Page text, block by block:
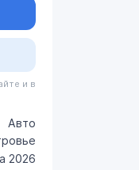
и в
Авто
2026